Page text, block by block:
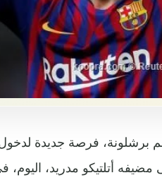
برشلونة، فرصة جديدة